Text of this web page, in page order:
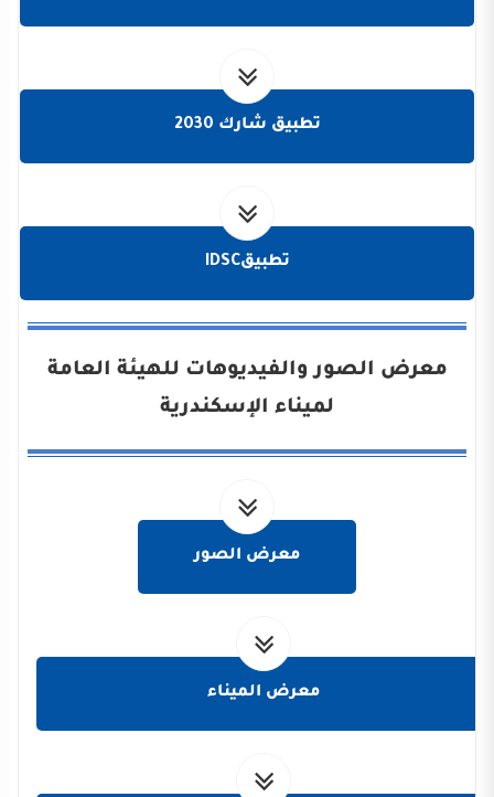
تطبيق شارك 2030
تطبيقIDSC
معرض الصور والفيديوهات للهيئة العامة
لميناء الإسكندرية
معرض الصور
معرض الميناء